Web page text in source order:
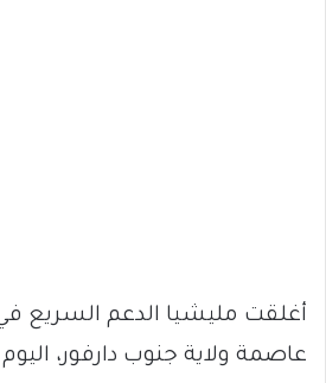
أغلقت مليشيا الدعم السريع
عاصمة ولاية جنوب دارفور، اليوم